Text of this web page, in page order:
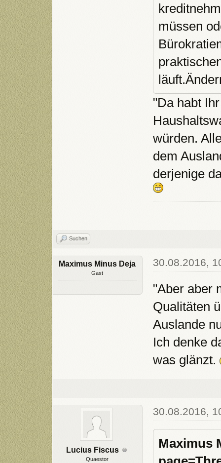
müssen
"Da habt
würden.
dem
derjenige
Suchen
Maximus Minus Deja
Gast
30.08.2016,
"Aber aber
Qualitäten
Auslande
Ich denke
was glänzt.
Lucius Fiscus
Quaestor
30.08.2016,
Maximus